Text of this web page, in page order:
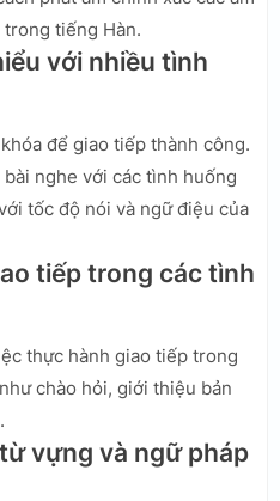
tiếng Hàn.
với nhiều tình
để giao tiếp thành công.
nghe với các tình huống
tốc độ nói và ngữ điệu của
tiếp trong các tình
thực hành giao tiếp trong
chào hỏi, giới thiệu bản
vựng và ngữ pháp